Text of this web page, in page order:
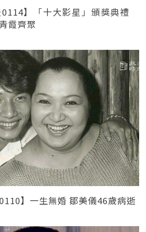
0114】「十大影星」頒獎典禮
霞齊聚
】一生無婚 鄒美儀46歲病逝